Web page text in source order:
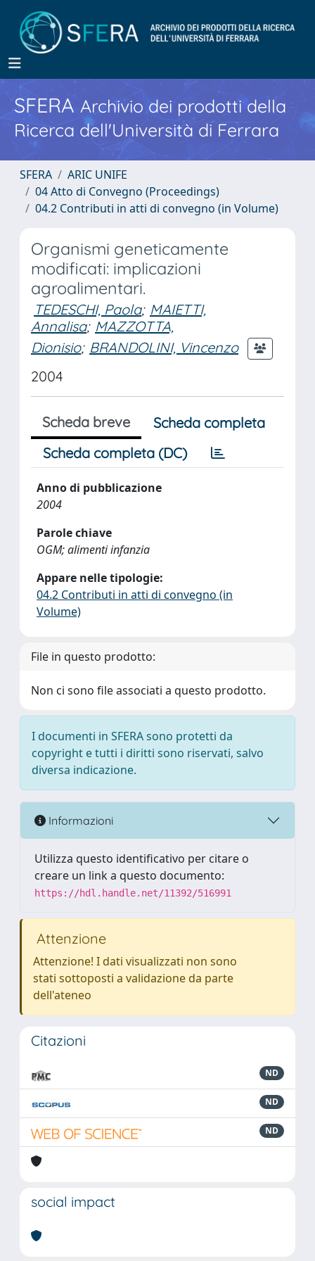
SFERA Archivio dei prodotti della
Ricerca dell'Università di Ferrara
SFERA
ARIC UNIFE
04 Atto di Convegno (Proceedings)
04.2 Contributi in atti di convegno (in Volume)
Organismi geneticamente
modificati: implicazioni
agroalimentari.
TEDESCHI, Paola; MAIETTI,
Annalisa; MAZZOTTA,
Dionisio; BRANDOLINI, Vincenzo
2004
Scheda breve
Scheda completa
Scheda completa (DC)
Anno di pubblicazione
2004
Parole chiave
OGM; alimenti infanzia
Appare nelle tipologie:
04.2 Contributi in atti di convegno (in
Volume)
File in questo prodotto:
Non ci sono file associati a questo prodotto.
I documenti in SFERA sono protetti da
copyright e tutti i diritti sono riservati, salvo
diversa indicazione.
Informazioni
Utilizza questo identificativo per citare o
creare un link a questo documento:
https://hdl.handle.net/11392/516991
Attenzione
Attenzione! I dati visualizzati non sono
stati sottoposti a validazione da parte
dell'ateneo
Citazioni
ND
ND
ND
social impact